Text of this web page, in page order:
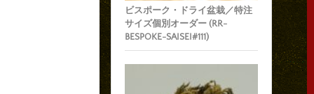
ビスポーク・ドライ盆栽／特注
サイズ個別オーダー (RR-
BESPOKE-SAISEI#111)